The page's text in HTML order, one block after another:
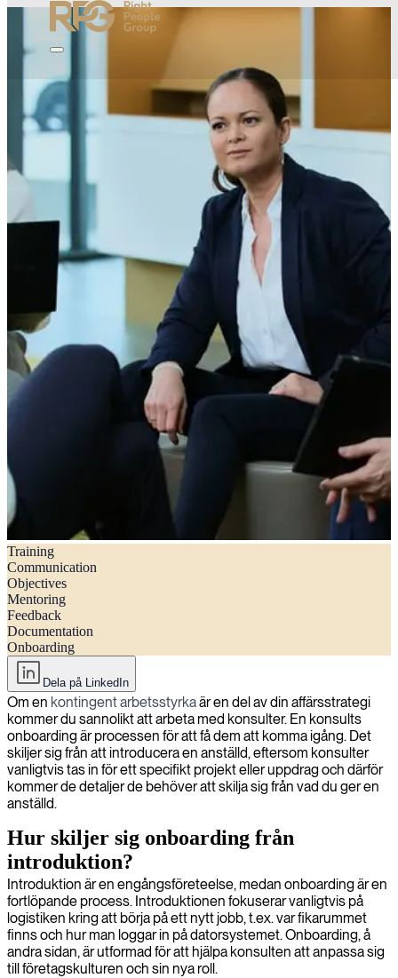
En checklista för en framgångsrik onboarding av konsulter
Training
Communication
Objectives
Mentoring
Feedback
Documentation
Onboarding
Dela på LinkedIn
Om en kontingent arbetsstyrkaär en del av din affärsstrategi
kommer du sannolikt att arbeta med konsulter. En konsults
onboarding är processen för att få dem att komma igång. Det
skiljer sig från att introducera en anställd, eftersom konsulter
vanligtvis tas in för ett specifikt projekt eller uppdrag och därför
kommer de detaljer de behöver att skilja sig från vad du ger en
anställd.
Hur skiljer sig onboarding från
introduktion?
Introduktion är en engångsföreteelse, medan onboarding är en
fortlöpande process. Introduktionen fokuserar vanligtvis på
logistiken kring att börja på ett nytt jobb, t.ex. var fikarummet
finns och hur man loggar in på datorsystemet. Onboarding, å
andra sidan, är utformad för att hjälpa konsulten att anpassa sig
till företagskulturen och sin nya roll.